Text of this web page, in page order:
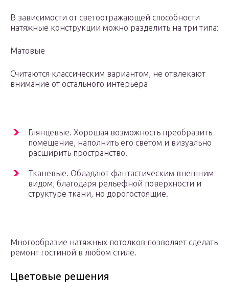
В зависимости от светоотражающей способности
натяжные конструкции можно разделить на три типа:
Матовые
Считаются классическим вариантом, не отвлекают
внимание от остального интерьера
Глянцевые. Хорошая возможность преобразить
помещение, наполнить его светом и визуально
расширить пространство.
Тканевые. Обладают фантастическим внешним
видом, благодаря рельефной поверхности и
структуре ткани, но дорогостоящие.
Многообразие натяжных потолков позволяет сделать
ремонт гостиной в любом стиле.
Цветовые решения